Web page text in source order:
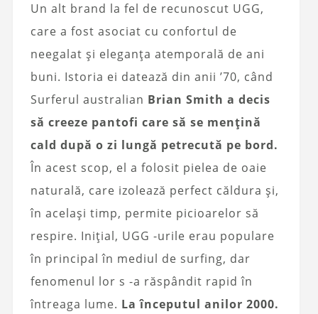
Un alt brand la fel de recunoscut UGG,
care a fost asociat cu confortul de
neegalat și eleganța atemporală de ani
buni. Istoria ei datează din anii ’70, când
Surferul australian Brian Smith a decis
să creeze pantofi care să se mențină
cald după o zi lungă petrecută pe bord.
În acest scop, el a folosit pielea de oaie
naturală, care izolează perfect căldura și,
în același timp, permite picioarelor să
respire. Inițial, UGG -urile erau populare
în principal în mediul de surfing, dar
fenomenul lor s -a răspândit rapid în
întreaga lume. La începutul anilor 2000.